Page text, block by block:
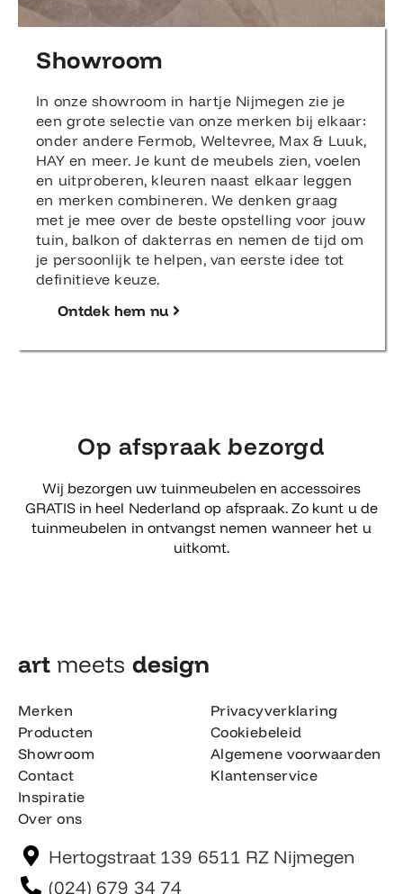
Showroom
In onze showroom in hartje Nijmegen zie je
een grote selectie van onze merken bij elkaar:
onder andere Fermob, Weltevree, Max & Luuk,
HAY en meer. Je kunt de meubels zien, voelen
en uitproberen, kleuren naast elkaar leggen
en merken combineren. We denken graag
met je mee over de beste opstelling voor jouw
tuin, balkon of dakterras en nemen de tijd om
je persoonlijk te helpen, van eerste idee tot
definitieve keuze.
Ontdek hem nu
Op afspraak bezorgd
Wij bezorgen uw tuinmeubelen en accessoires
GRATIS in heel Nederland op afspraak. Zo kunt u de
tuinmeubelen in ontvangst nemen wanneer het u
uitkomt.
art meets design​
Merken
Producten
Showroom
Contact
Inspiratie
Over ons
Privacyverklaring
Cookiebeleid
Algemene voorwaarden
Klantenservice
Hertogstraat 139 6511 RZ Nijmegen
(024) 679 34 74